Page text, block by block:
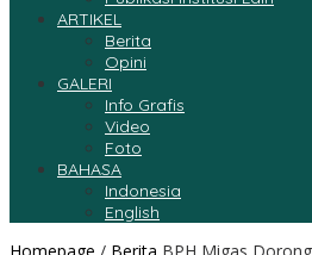
ARTIKEL
Berita
Opini
GALERI
Info Grafis
Video
Foto
BAHASA
Indonesia
English